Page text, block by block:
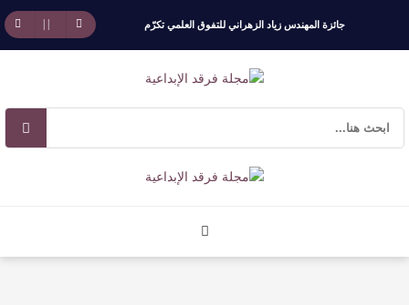
جائزة المهندس زياد الزهراني للتفوق العلمي تكرّم
نخبة من أبناء وبنات الأطاولة
مهرجان الأطاولة التراثي يجمع الشاعر عبدالواحد